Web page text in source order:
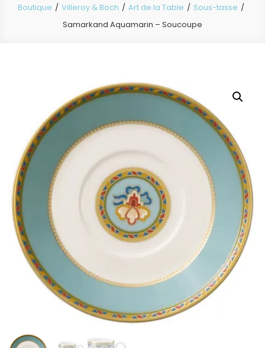
Boutique Villeroy & Boch Art de la Table
Sous-tasse
Samarkand Aquamarin – Soucoupe